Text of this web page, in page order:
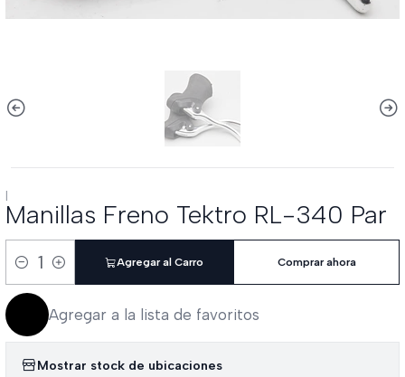
|
Manillas Freno Tektro RL-340 Par
Cantidad
Agregar al Carro Comprar ahora
Agregar a la lista de favoritos
Mostrar stock de ubicaciones